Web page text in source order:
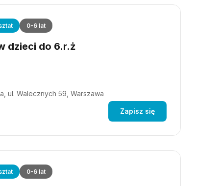
0-6 lat
dzieci do 6.r.ż
ul. Walecznych 59, Warszawa
Zapisz się
0-6 lat